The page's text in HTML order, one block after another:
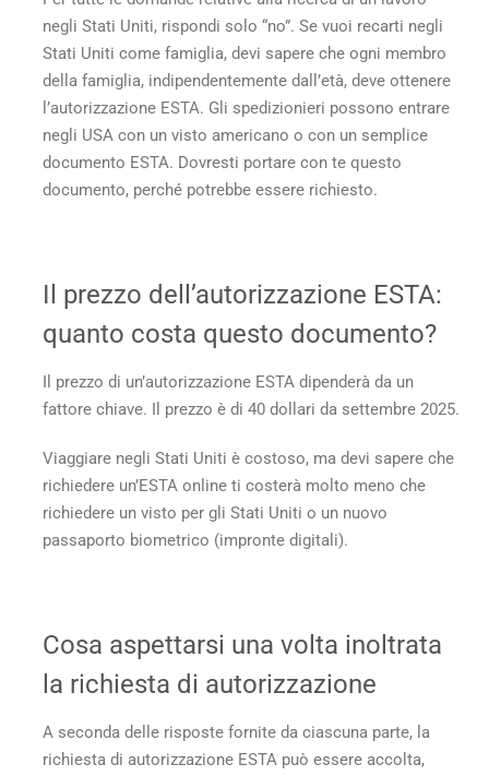
negli Stati Uniti, rispondi solo “no”. Se vuoi recarti negli
Stati Uniti come famiglia, devi sapere che ogni membro
della famiglia, indipendentemente dall’età, deve ottenere
l’autorizzazione ESTA. Gli spedizionieri possono entrare
negli USA con un visto americano o con un semplice
documento ESTA. Dovresti portare con te questo
documento, perché potrebbe essere richiesto.
Il prezzo dell’autorizzazione ESTA:
quanto costa questo documento?
Il prezzo di un’autorizzazione ESTA dipenderà da un
fattore chiave. Il prezzo è di 40 dollari da settembre 2025.
Viaggiare negli Stati Uniti è costoso, ma devi sapere che
richiedere un’ESTA online ti costerà molto meno che
richiedere un visto per gli Stati Uniti o un nuovo
passaporto biometrico (impronte digitali).
Cosa aspettarsi una volta inoltrata
la richiesta di autorizzazione
A seconda delle risposte fornite da ciascuna parte, la
richiesta di autorizzazione ESTA può essere accolta,